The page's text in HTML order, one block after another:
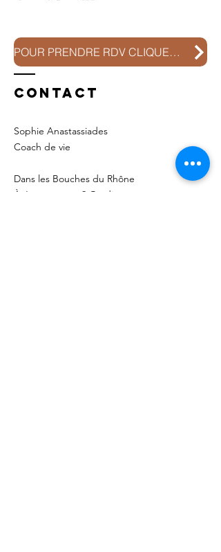
POUR PRENDRE RDV CLIQUEZ ICI
Contact
Sophie Anastassiades
Coach de vie
Dans les Bouches du Rhône
À Jouques aux 2 Gardiens